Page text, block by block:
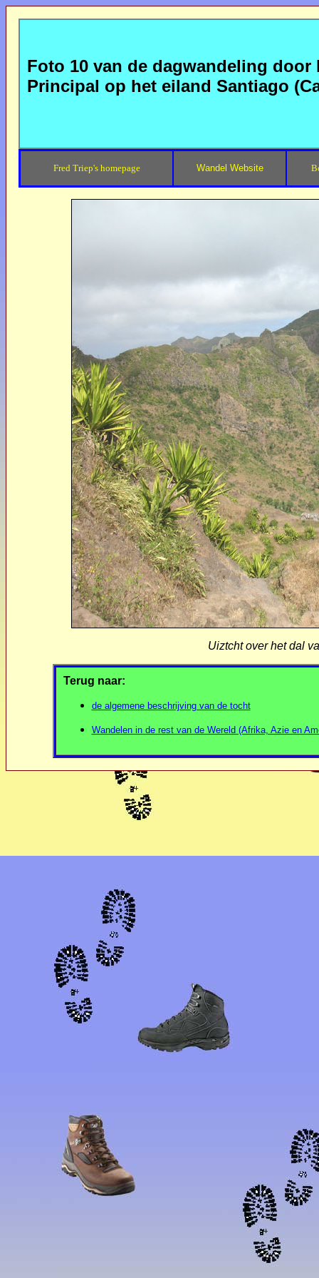
Foto 10 van de dagwandeling door
Principal op het eiland Santiago
Fred Triep's homepage Wandel Website
Uiztcht over het dal
Terug naar:
de algemene beschrijving van de tocht
Wandelen in de rest van de Wereld (Afrika, Azie en